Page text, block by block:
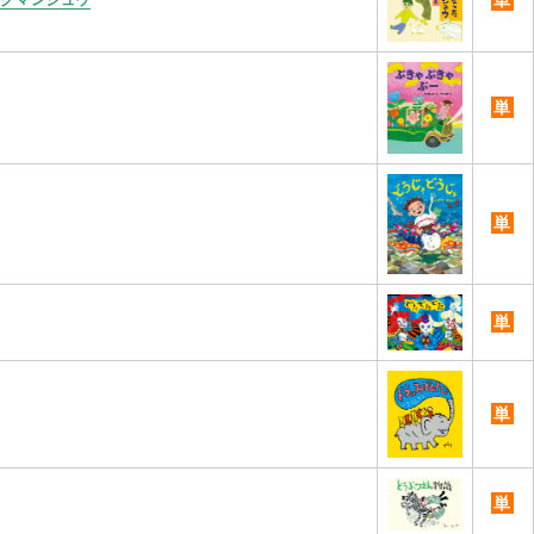
単
単
単
単
単